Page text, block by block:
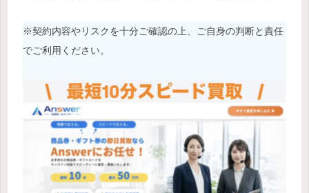
※契約内容やリスクを十分ご確認の上、ご自身の判断と責任
でご利用ください。